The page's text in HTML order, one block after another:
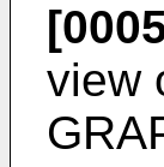
view